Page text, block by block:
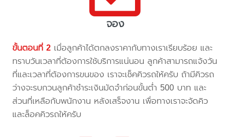
จอง
ขั้นตอนที่ 2 เมื่อลูกค้าได้ตกลงราคากับทางเราเรียบร้อย และ
ทราบวันเวลาที่ต้องการใช้บริการแน่นอน ลูกค้าสามารถแจ้งวัน
ที่และเวลาที่ต้องการขนของ เราจะเช็คคิวรถให้ครับ ถ้ามีคิวรถ
ว่างจะรบกวนลูกค้าชำระเงินมัดจำก่อนขั้นต่ำ 500 บาท และ
ส่วนที่เหลือกับพนักงาน หลังเสร็จงาน เพื่อทางเราจะจัดคิว
และล็อคคิวรถให้ครับ